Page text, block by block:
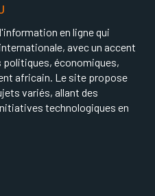
en ligne qui
avec un accent
politiques, économiques,
africain. Le site propose
variés, allant des
technologiques en